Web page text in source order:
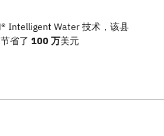
Intelligent Water 技术，该县
省了 100 万美元